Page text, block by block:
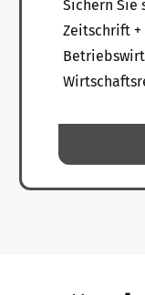
Sichern Sie
Zeitschrift